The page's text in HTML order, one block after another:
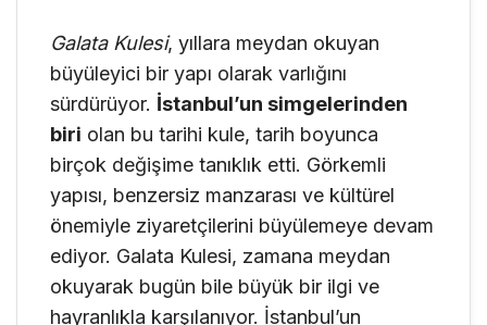
Galata Kulesi, yıllara meydan okuyan
büyüleyici bir yapı olarak varlığını
sürdürüyor. İstanbul’un simgelerinden
biri olan bu tarihi kule, tarih boyunca
birçok değişime tanıklık etti. Görkemli
yapısı, benzersiz manzarası ve kültürel
önemiyle ziyaretçilerini büyülemeye devam
ediyor. Galata Kulesi, zamana meydan
okuyarak bugün bile büyük bir ilgi ve
hayranlıkla karşılanıyor. İstanbul’un